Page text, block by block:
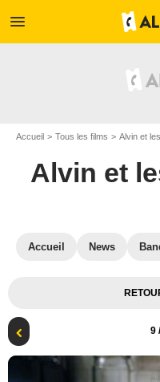
menu
Accueil Tous les films Alvin et
Alvin et
Accueil News
9/